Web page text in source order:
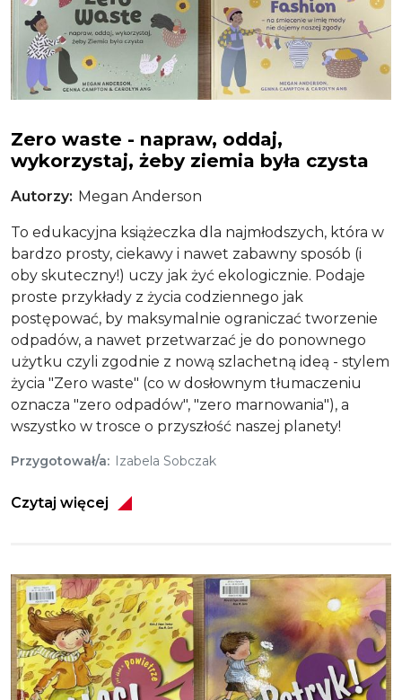
Zero waste - napraw, oddaj,
wykorzystaj, żeby ziemia była czysta
Autorzy Megan Anderson
To edukacyjna książeczka dla najmłodszych, która w
bardzo prosty, ciekawy i nawet zabawny sposób (i
oby skuteczny!) uczy jak żyć ekologicznie. Podaje
proste przykłady z życia codziennego jak
postępować, by maksymalnie ograniczać tworzenie
odpadów, a nawet przetwarzać je do ponownego
użytku czyli zgodnie z nową szlachetną ideą - stylem
życia "Zero waste" (co w dosłownym tłumaczeniu
oznacza "zero odpadów", "zero marnowania"), a
wszystko w trosce o przyszłość naszej planety!
Przygotował/a Izabela Sobczak
Czytaj więcej
Obraz